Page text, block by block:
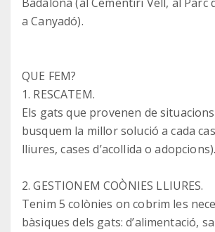
a Canyadó).
QUE FEM?
1. RESCATEM.
Els gats que provenen de
busquem la millor solució a cada
lliures, cases d’acollida o adopcions).
2. GESTIONEM COÒNIES LLIURES.
Tenim 5 colònies on cobrim les
bàsiques dels gats: d’alimentació,